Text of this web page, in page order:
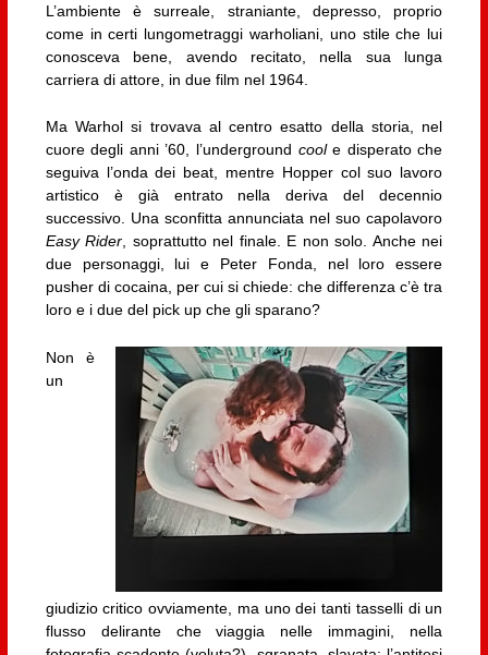
L’ambiente è surreale, straniante, depresso, proprio
come in certi lungometraggi warholiani, uno stile che lui
conosceva bene, avendo recitato, nella sua lunga
carriera di attore, in due film nel 1964.
Ma Warhol si trovava al centro esatto della storia, nel
cuore degli anni ’60, l’underground coole disperato che
seguiva l’onda dei beat, mentre Hopper col suo lavoro
artistico è già entrato nella deriva del decennio
successivo. Una sconfitta annunciata nel suo capolavoro
Easy Rider , soprattutto nel finale. E non solo. Anche nei
due personaggi, lui e Peter Fonda, nel loro essere
pusher di cocaina, per cui si chiede: che differenza c’è tra
loro e i due del pick up che gli sparano?
Non è
un
giudizio critico ovviamente, ma uno dei tanti tasselli di un
flusso delirante che viaggia nelle immagini, nella